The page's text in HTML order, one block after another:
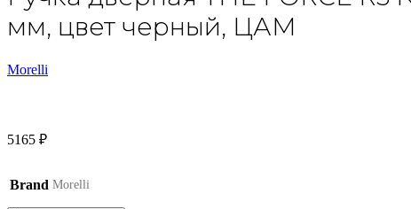
мм, цвет черный, ЦАМ
Morelli
5165 ₽
Brand Morelli